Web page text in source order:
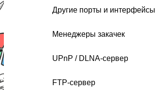
Другие порты и интерфейсы
Менеджеры закачек
UPnP / DLNA-сервер
FTP-сервер